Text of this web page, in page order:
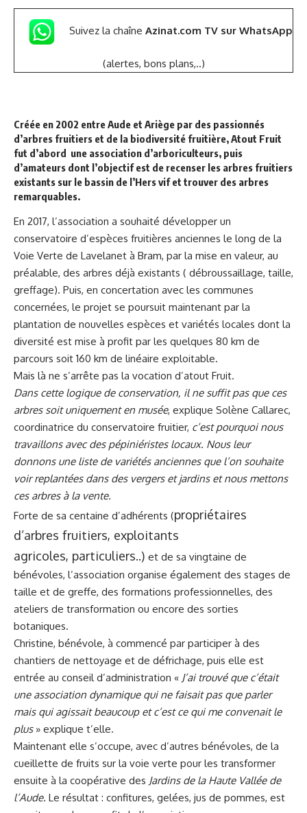
Suivez la chaîne Azinat.com TV sur WhatsApp
(alertes, bons plans,..)
Créée en 2002 entre Aude et Ariège par des passionnés
d’arbres fruitiers et de la biodiversité fruitière, Atout Fruit
fut d’abord une association d’arboriculteurs, puis
d’amateurs dont l’objectif est de recenser les arbres fruitiers
existants sur le bassin de l’Hers vif et trouver des arbres
remarquables.
En 2017, l’association a souhaité développer un
conservatoire d’espèces fruitières anciennes le long de la
Voie Verte de Lavelanet à Bram, par la mise en valeur, au
préalable, des arbres déjà existants ( débroussaillage, taille,
greffage). Puis, en concertation avec les communes
concernées, le projet se poursuit maintenant par la
plantation de nouvelles espèces et variétés locales dont la
diversité est mise à profit par les quelques 80 km de
parcours soit 160 km de linéaire exploitable.
Mais là ne s’arrête pas la vocation d’atout Fruit.
Dans cette logique de conservation, il ne suffit pas que ces
arbres soit uniquement en musée, explique Solène Callarec,
coordinatrice du conservatoire fruitier, c’est pourquoi nous
travaillons avec des pépiniéristes locaux. Nous leur
donnons une liste de variétés anciennes que l’on souhaite
voir replantées dans des vergers et jardins et nous mettons
ces arbres à la vente.
Forte de sa centaine d’adhérents (propriétaires
d’arbres fruitiers, exploitants
agricoles, particuliers..) et de sa vingtaine de
bénévoles, l’association organise également des stages de
taille et de greffe, des formations professionnelles, des
ateliers de transformation ou encore des sorties
botaniques.
Christine, bénévole, à commencé par participer à des
chantiers de nettoyage et de défrichage, puis elle est
entrée au conseil d’administration « J’ai trouvé que c’était
une association dynamique qui ne faisait pas que parler
mais qui agissait beaucoup et c’est ce qui me convenait le
plus» explique t’elle.
Maintenant elle s’occupe, avec d’autres bénévoles, de la
cueillette de fruits sur la voie verte pour les transformer
ensuite à la coopérative des Jardins de la Haute Vallée de
l’Aude. Le résultat : confitures, gelées, jus de pommes, est